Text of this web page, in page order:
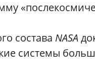
состава NASA
системы